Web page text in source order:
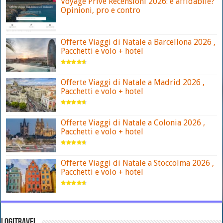
Opinioni, pro e contro
Offerte Viaggi di Natale a Barcellona 2026 ,
Pacchetti e volo + hotel
Offerte Viaggi di Natale a Madrid 2026 ,
Pacchetti e volo + hotel
Offerte Viaggi di Natale a Colonia 2026 ,
Pacchetti e volo + hotel
Offerte Viaggi di Natale a Stoccolma 2026 ,
Pacchetti e volo + hotel